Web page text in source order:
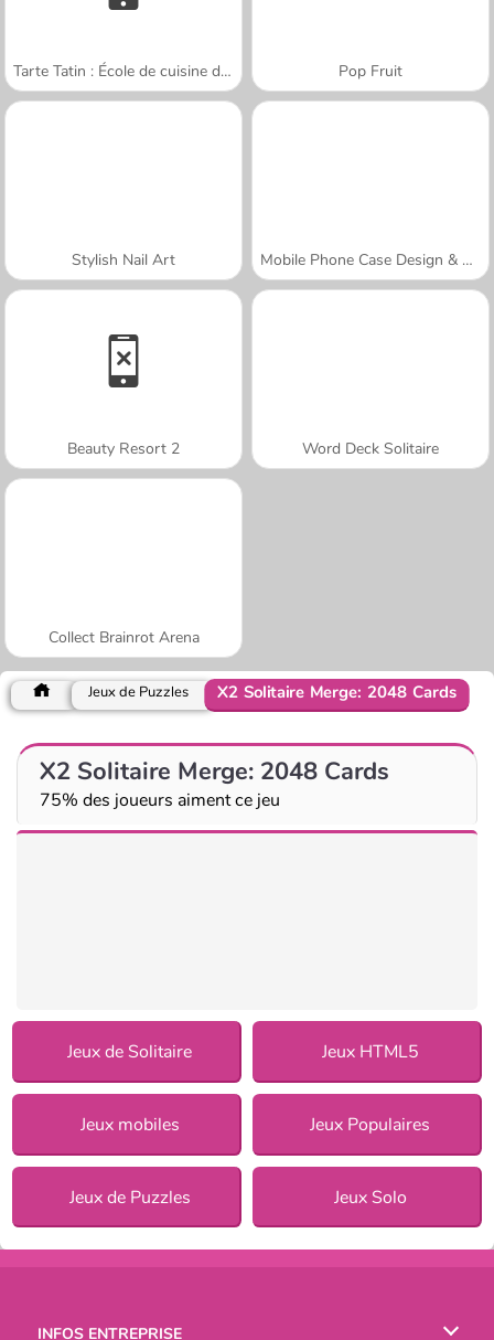
Tarte Tatin : École de cuisine de Sara Pop Fruit
Stylish Nail Art Mobile Phone Case Design & DIY
Beauty Resort 2 Word Deck Solitaire
Collect Brainrot Arena
Jeux de Puzzles X2 Solitaire Merge: 2048 Cards
X2 Solitaire Merge: 2048 Cards
75% des joueurs aiment ce jeu
Jeux de Solitaire Jeux HTML5
Jeux mobiles Jeux Populaires
Jeux de Puzzles Jeux Solo
INFOS ENTREPRISE